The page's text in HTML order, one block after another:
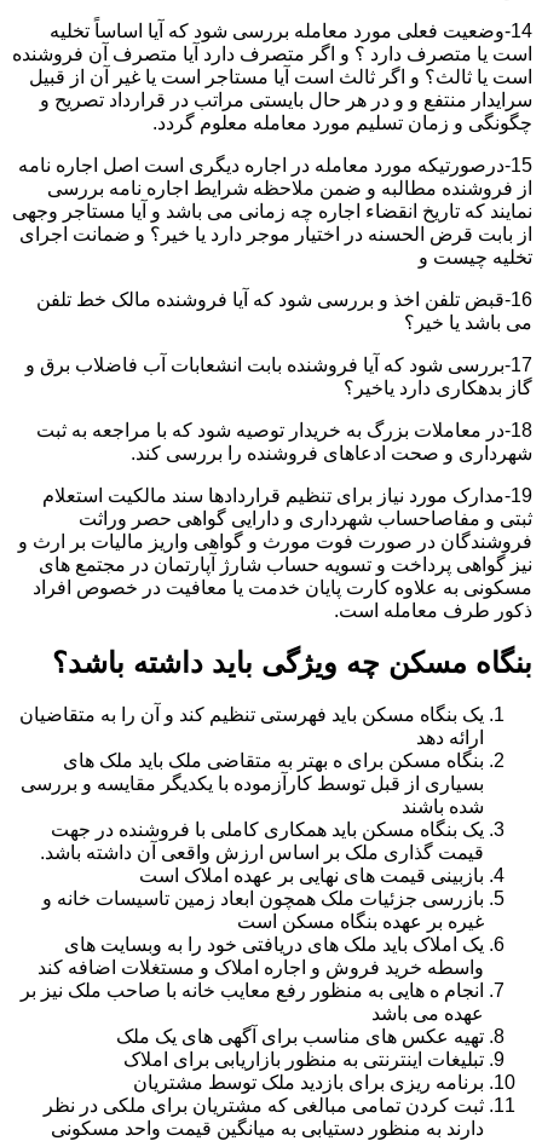
14-وضعیت فعلی مورد معامله بررسی شود که آیا اساساً تخلیه
است یا متصرف دارد ؟ و اگر متصرف دارد آیا متصرف آن فروشنده
است یا ثالث؟ و اگر ثالث است آیا مستاجر است یا غیر آن از قبیل
سرایدار منتفع و و در هر حال بایستی مراتب در قرارداد تصریح و
چگونگی و زمان تسلیم مورد معامله معلوم گردد.
15-درصورتیکه مورد معامله در اجاره دیگری است اصل اجاره نامه
از فروشنده مطالبه و ضمن ملاحظه شرایط اجاره نامه بررسی
نمایند که تاریخ انقضاء اجاره چه زمانی می باشد و آیا مستاجر وجهی
از بابت قرض الحسنه در اختیار موجر دارد یا خیر؟ و ضمانت اجرای
تخلیه چیست و
16-قبض تلفن اخذ و بررسی شود که آیا فروشنده مالک خط تلفن
می باشد یا خیر؟
17-بررسی شود که آیا فروشنده بابت انشعابات آب فاضلاب برق و
گاز بدهکاری دارد یاخیر؟
18-در معاملات بزرگ به خریدار توصیه شود که با مراجعه به ثبت
شهرداری و صحت ادعاهای فروشنده را بررسی کند.
19-مدارک مورد نیاز برای تنظیم قراردادها سند مالکیت استعلام
ثبتی و مفاصاحساب شهرداری و دارایی گواهی حصر وراثت
فروشندگان در صورت فوت مورث و گواهی واریز مالیات بر ارث و
نیز گواهی پرداخت و تسویه حساب شارژ آپارتمان در مجتمع های
مسکونی به علاوه کارت پایان خدمت یا معافیت در خصوص افراد
ذکور طرف معامله است.
بنگاه مسکن چه ویژگی باید داشته باشد؟
یک بنگاه مسکن باید فهرستی تنظیم کند و آن را به متقاضیان
ارائه دهد
بنگاه مسکن برای ه بهتر به متقاضی ملک باید ملک های
بسیاری از قبل توسط کارآزموده با یکدیگر مقایسه و بررسی
شده باشند
یک بنگاه مسکن باید همکاری کاملی با فروشنده در جهت
قیمت گذاری ملک بر اساس ارزش واقعی آن داشته باشد.
بازبینی قیمت های نهایی بر عهده املاک است
بازرسی جزئیات ملک همچون ابعاد زمین تاسیسات خانه و
غیره بر عهده بنگاه مسکن است
یک املاک باید ملک های دریافتی خود را به وبسایت های
واسطه خرید فروش و اجاره املاک و مستغلات اضافه کند
انجام ه هایی به منظور رفع معایب خانه با صاحب ملک نیز بر
عهده می باشد
تهیه عکس های مناسب برای آگهی های یک ملک
تبلیغات اینترنتی به منظور بازاریابی برای املاک
برنامه ریزی برای بازدید ملک توسط مشتریان
ثبت کردن تمامی مبالغی که مشتریان برای ملکی در نظر
دارند به منظور دستیابی به میانگین قیمت واحد مسکونی